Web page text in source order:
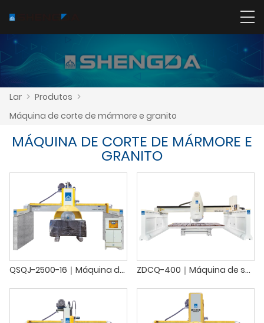
Lar > Produtos >
Máquina de corte de mármore e granito
MÁQUINA DE CORTE DE MÁRMORE E
GRANITO
QSQJ-2500-16｜Máquina de corte de blocos ZDCQ-400｜Máquina de serra de ponte